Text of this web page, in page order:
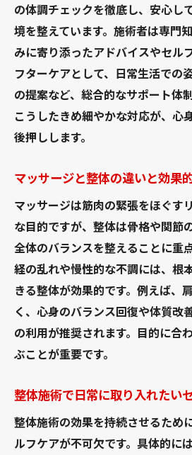
の体調チェックを徹底し、安心し
境を整えています。施術者は専門
みに寄り添ったアドバイスやセル
フターケアとして、日常生活での
の提案など、総合的なサポート体
こうしたきめ細やかな対応が、心
後押しします。
マッサージと整体の違いと効果
マッサージは筋肉の緊張をほぐす
な目的ですが、整体は骨格や関節
全体のバランスを整えることに重
経の乱れや慢性的な不調には、根
きる整体が効果的です。例えば、
く、心身のバランス回復や体質改
の利用が推奨されます。目的に合
ぶことが重要です。
整体施術で日常に取り入れたい
整体施術の効果を持続させるため
ルフケアが不可欠です。具体的に